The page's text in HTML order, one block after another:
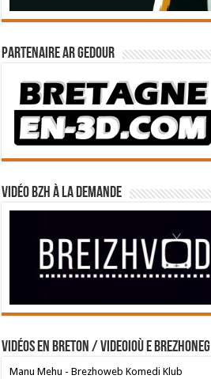
Partenaire Ar Gedour
Vidéo BZH à la demande
Vidéos en breton / Videoioù e brezhoneg
Manu Mehu - Brezhoweb Komedi Klub